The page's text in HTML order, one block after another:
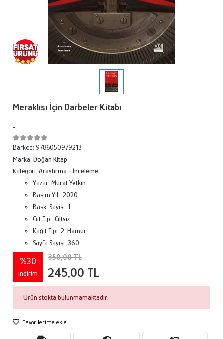
Meraklısı İçin Darbeler Kitabı
-
Barkod: 9786050979213
Marka: Doğan Kitap
Kategori: Araştırma - İnceleme
Yazar: Murat Yetkin
Basım Yılı: 2020
Baskı Sayısı: 1
Cilt Tipi: Ciltsiz
Kağıt Tipi: 2. Hamur
Sayfa Sayısı: 360
%30
indirim
350,00 TL
245,00 TL
Ürün stokta bulunmamaktadır.
Favorilerime ekle